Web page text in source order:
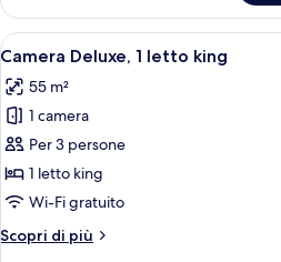
2
camere
da
Apri
tutte
le
foto
per
Camera
Deluxe,
letto
7
Camera Deluxe, 1 letto king
55 m²
1 camera
Per 3 persone
1 letto king
Wi-Fi gratuito
Scopri di più
Altri